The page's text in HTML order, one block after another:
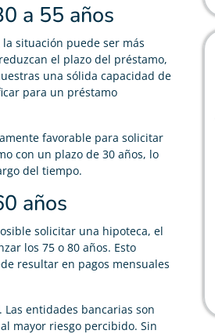
a 55 años
situación puede ser más
el plazo del préstamo,
una sólida capacidad de
para un préstamo
favorable para solicitar
con un plazo de 30 años, lo
del tiempo.
años
solicitar una hipoteca, el
los 75 o 80 años. Esto
resultar en pagos mensuales
entidades bancarias son
mayor riesgo percibido. Sin
Felipe Ramírez

he conseguido una hipoteca
buscaba, realmente cumplen con lo